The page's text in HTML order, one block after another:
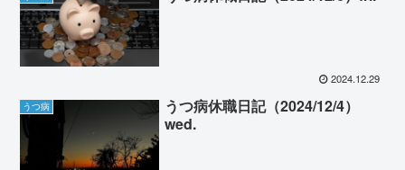
2024.12.29
うつ病
うつ病休職日記（2024/12/4）
wed.